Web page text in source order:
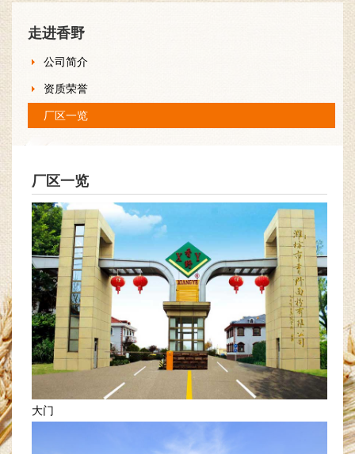
走进香野
公司简介
资质荣誉
厂区一览
厂区一览
大门